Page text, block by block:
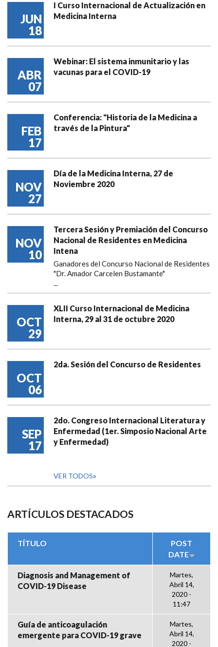
JUN
18
I Curso Internacional de Actualización en
Medicina Interna
ABR
07
Webinar: El sistema inmunitario y las
vacunas para el COVID-19
FEB
17
Conferencia: "Historia de la Medicina a
través de la Pintura"
NOV
27
Día de la Medicina Interna, 27 de
Noviembre 2020
NOV
10
Tercera Sesión y Premiación del Concurso
Nacional de Residentes en Medicina
Intena
Ganadores del Concurso Nacional de Residentes
"Dr. Amador Carcelen Bustamante"
...
OCT
29
XLII Curso Internacional de Medicina
Interna, 29 al 31 de octubre 2020
OCT
06
2da. Sesión del Concurso de Residentes
SEP
17
2do. Congreso Internacional Literatura y
Enfermedad (1er. Simposio Nacional Arte
y Enfermedad)
VER TODOS
ARTÍCULOS DESTACADOS
TÍTULO
POST
DATE
Diagnosis and Management of
COVID-19 Disease
Martes,
Abril 14,
2020 -
11:47
Guía de anticoagulación
emergente para COVID-19 grave
Martes,
Abril 14,
2020 -